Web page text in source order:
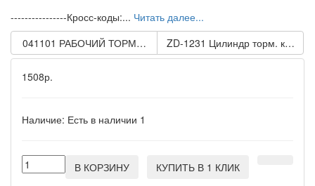
----------------Кросс-коды:... Читать далее...
041101 РАБОЧИЙ ТОРМОЗНОЙ ЦИЛИНДР METELLI, ИТАЛИЯ
ZD-1231 Цилиндр торм.
1508р.
Наличие: Есть в наличии 1
В КОРЗИНУ КУПИТЬ В 1 КЛИК